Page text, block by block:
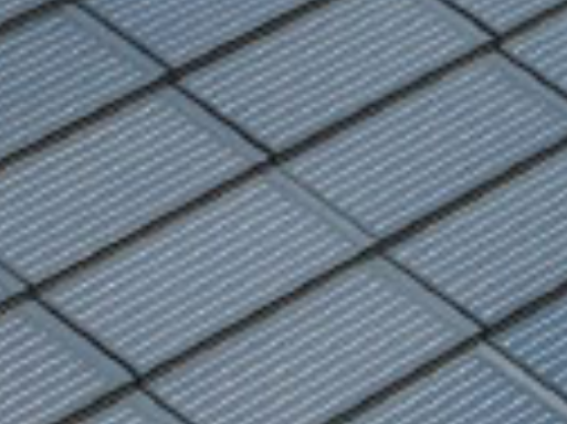
De l’énergie propre
pour votre maison
EN SAVOIR PLUS